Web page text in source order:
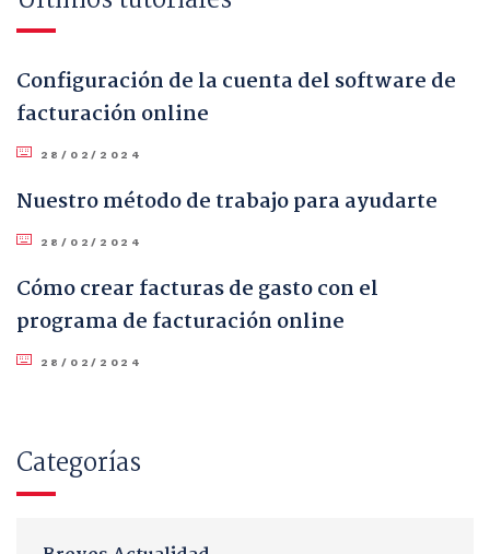
Configuración de la cuenta del software de
facturación online
28/02/2024
Nuestro método de trabajo para ayudarte
28/02/2024
Cómo crear facturas de gasto con el
programa de facturación online
28/02/2024
Categorías